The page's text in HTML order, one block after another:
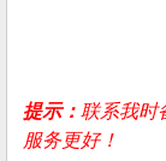
提示：联系我时
服务更好！